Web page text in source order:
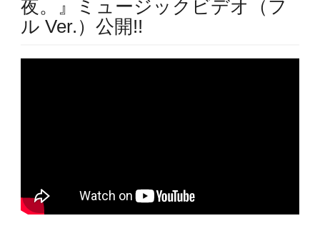
夜。』ミュージックビデオ（フ
ル Ver.）公開!!